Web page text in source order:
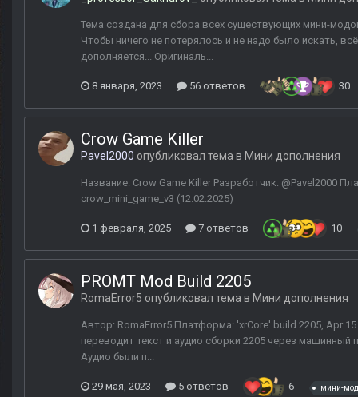
Тема создана для сбора всех существующих мини-
Чтобы ничего не потерялось и не надо было искать,
дополняется... Оригиналь...
8 января, 2023 56 ответов 30
Crow Game Killer
Pavel2000 опубликовал тема в Мини дополнения
Название: Crow Game Killer Разработчик: @Pavel2000
crow_mini_game_v3 (12.02.2025)
1 февраля, 2025 7 ответов 10
PROMT Mod Build 2205
RomaError5 опубликовал тема в Мини дополнения
Автор: RomaError5 Платформа: 'xrCore' build 2205, Apr
переводит текст и аудио сборки 2205 через
Аудио были п...
29 мая, 2023 5 ответов 6 мини-мод